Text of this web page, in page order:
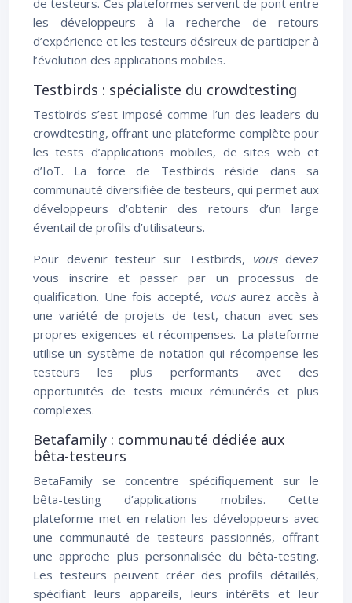
de testeurs. Ces plateformes servent de pont entre
les développeurs à la recherche de retours
d’expérience et les testeurs désireux de participer à
l’évolution des applications mobiles.
Testbirds : spécialiste du crowdtesting
Testbirds s’est imposé comme l’un des leaders du
crowdtesting, offrant une plateforme complète pour
les tests d’applications mobiles, de sites web et
d’IoT. La force de Testbirds réside dans sa
communauté diversifiée de testeurs, qui permet aux
développeurs d’obtenir des retours d’un large
éventail de profils d’utilisateurs.
Pour devenir testeur sur Testbirds, vousdevez
vous inscrire et passer par un processus de
qualification. Une fois accepté, vous aurez accès à
une variété de projets de test, chacun avec ses
propres exigences et récompenses. La plateforme
utilise un système de notation qui récompense les
testeurs les plus performants avec des
opportunités de tests mieux rémunérés et plus
complexes.
Betafamily : communauté dédiée aux
bêta-testeurs
BetaFamily se concentre spécifiquement sur le
bêta-testing d’applications mobiles. Cette
plateforme met en relation les développeurs avec
une communauté de testeurs passionnés, offrant
une approche plus personnalisée du bêta-testing.
Les testeurs peuvent créer des profils détaillés,
spécifiant leurs appareils, leurs intérêts et leur